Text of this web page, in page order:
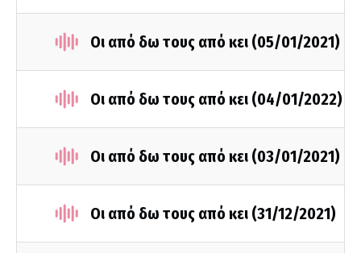
Οι από δω τους από κει (05/01/2021)
Οι από δω τους από κει (04/01/2022)
Οι από δω τους από κει (03/01/2021)
Οι από δω τους από κει (31/12/2021)